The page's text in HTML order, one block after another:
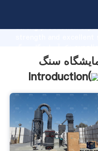
strong production
values to all of
سنگ
Introduction(